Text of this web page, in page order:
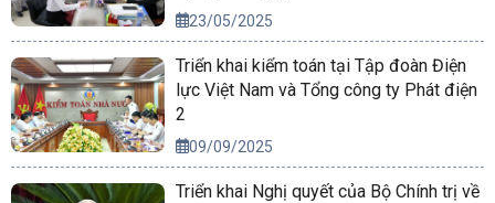
23/05/2025
Triển khai kiểm toán tại Tập đoàn Điện
lực Việt Nam và Tổng công ty Phát điện
2
09/09/2025
Triển khai Nghị quyết của Bộ Chính trị về